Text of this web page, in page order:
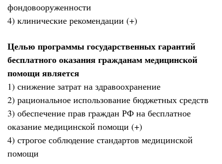
фондовооруженности
4) клинические рекомендации (+)
Целью программы государственных гарантий
бесплатного оказания гражданам медицинской
помощи является
1) снижение затрат на здравоохранение
2) рациональное использование бюджетных средств
3) обеспечение прав граждан РФ на бесплатное
оказание медицинской помощи (+)
4) строгое соблюдение стандартов медицинской
помощи